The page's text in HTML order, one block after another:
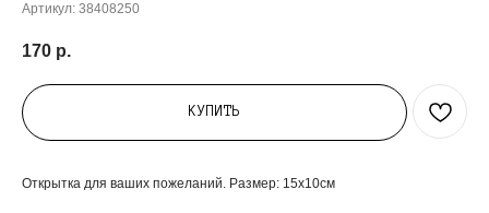
Артикул: 38408250
170 р.
КУПИТЬ
Открытка для ваших пожеланий. Размер: 15х10см